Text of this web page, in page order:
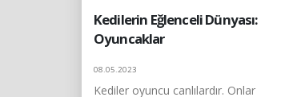
Kedilerin Eğlenceli Dünyası:
Oyuncaklar
08.05.2023
Kediler oyuncu canlılardır. Onlar